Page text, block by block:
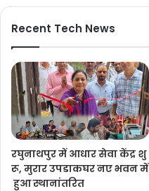
Recent Tech News
रघुनाथपुर में आधार सेवा केंद्र शु
रू, मुरार उपडाकघर नए भवन में
हुआ स्थानांतरित